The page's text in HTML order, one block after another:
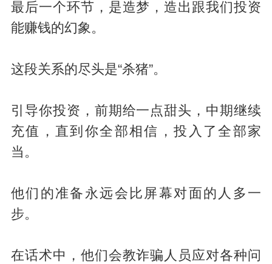
最后一个环节，是造梦，造出跟我们投资
能赚钱的幻象。
这段关系的尽头是“杀猪”。
引导你投资，前期给一点甜头，中期继续
充值，直到你全部相信，投入了全部家
当。
他们的准备永远会比屏幕对面的人多一
步。
在话术中，他们会教诈骗人员应对各种问